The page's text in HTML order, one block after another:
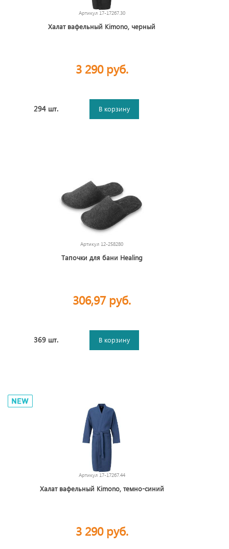
Артикул 17-17267.30
Халат вафельный Kimono, черный
3 290 руб.
294 шт. В корзину
Артикул 12-258280
Тапочки для бани Healing
306,97 руб.
369 шт. В корзину
Артикул 17-17267.44
Халат вафельный Kimono, темно-синий
3 290 руб.